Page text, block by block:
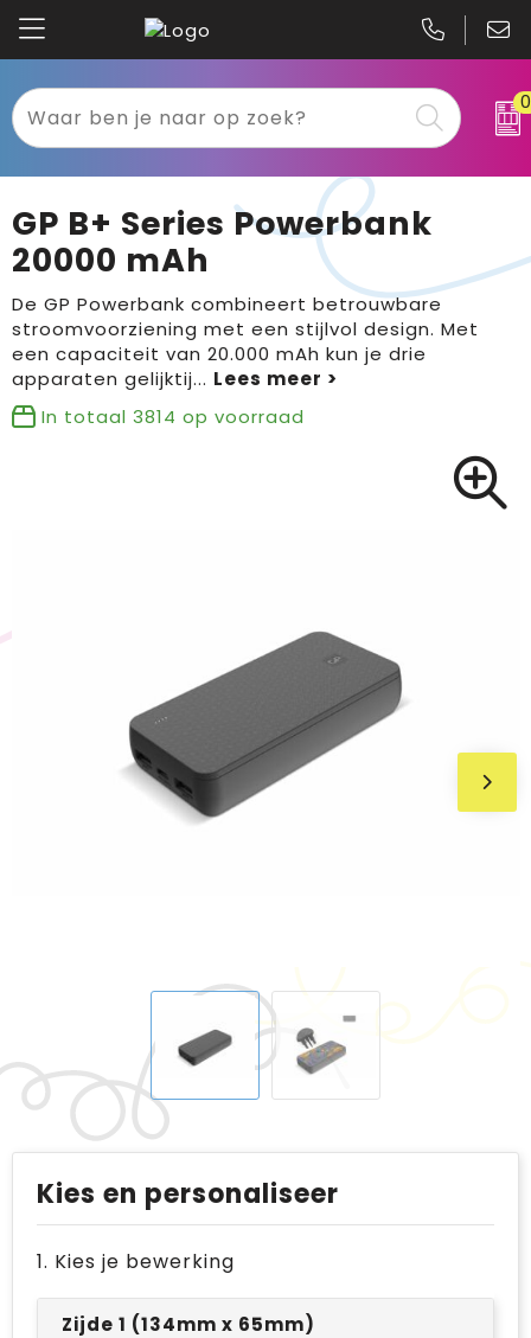
0
Textiel
Werkkleding
Sport
Tassen
Bloemen, planten en bomen
Kariban
B&C
Gildan
Clique
Printer
GP B+ Series Powerbank
20000 mAh
De GP Powerbank combineert betrouwbare
stroomvoorziening met een stijlvol design. Met
een capaciteit van 20.000 mAh kun je drie
apparaten gelijktij...
In totaal 3814 op voorraad
Kies en personaliseer
1. Kies je bewerking
Zijde 1 (134mm x 65mm)